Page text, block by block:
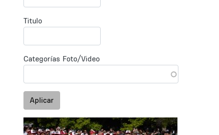
Titulo
Categorías Foto/Video
Aplicar